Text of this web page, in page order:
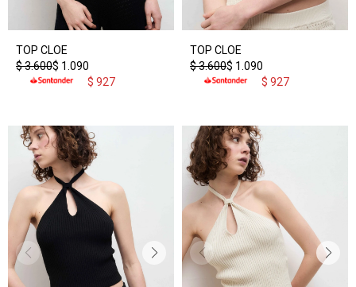
TOP CLOE
$ 1.090
$3.600
$ 927
TOP CLOE
$ 1.090
$3.600
$ 927